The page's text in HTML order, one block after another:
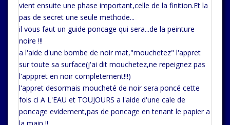
vient ensuite une phase important,celle de la finition.Et la
pas de secret une seule methode...
il vous faut un guide poncage qui sera...de la peinture
noire !!!
a l'aide d'une bombe de noir mat,"mouchetez" l'appret
sur toute sa surface(j'ai dit mouchetez,ne repeignez pas
l'apppret en noir completement!!!)
l'appret desormais moucheté de noir sera poncé cette
fois ci A L'EAU et TOUJOURS a l'aide d'une cale de
poncage evidement,pas de poncage en tenant le papier a